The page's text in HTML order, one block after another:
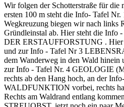
Wir folgen der Schotterstraße für die
ersten 100 m steht die Info- Tafel
Wegkreuzung biegen wir nach links
Gründleinstal ab. Hier steht die
DER ERSTAUFFORSTUNG . Hier
und zur Info - Tafel Nr 3
dem Wanderweg in den Wald hinein
zur Info - Tafel Nr. 4 GEOLOGIE
rechts ab den Hang hoch, an der
WALDFUNKTION vorbei, rechts
Rechts am Waldrand entlang